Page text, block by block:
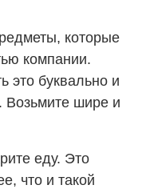
которые
компании.
это буквально и
Возьмите шире и
еду. Это
что и такой